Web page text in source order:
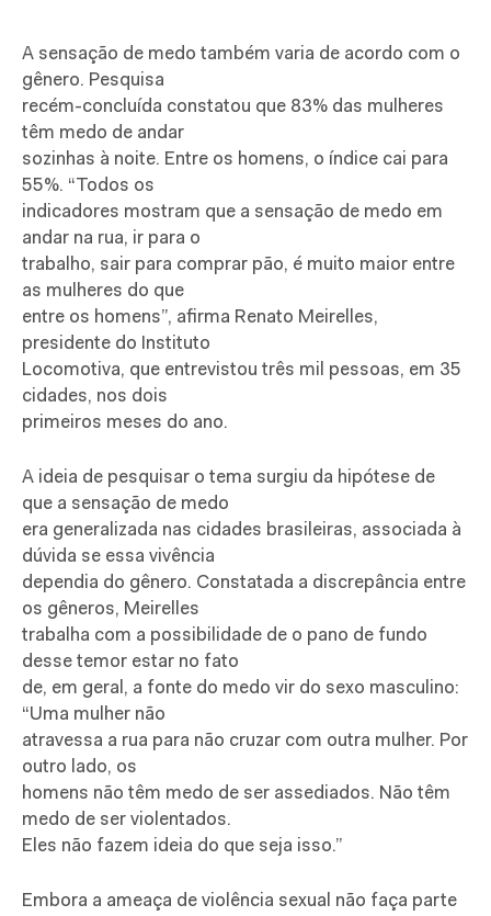
A sensação de medo também varia de acordo com o
gênero. Pesquisa
recém-concluída constatou que 83% das mulheres
têm medo de andar
sozinhas à noite. Entre os homens, o índice cai para
55%. “Todos os
indicadores mostram que a sensação de medo em
andar na rua, ir para o
trabalho, sair para comprar pão, é muito maior entre
as mulheres do que
entre os homens”, afirma Renato Meirelles,
presidente do Instituto
Locomotiva, que entrevistou três mil pessoas, em 35
cidades, nos dois
primeiros meses do ano.
A ideia de pesquisar o tema surgiu da hipótese de
que a sensação de medo
era generalizada nas cidades brasileiras, associada à
dúvida se essa vivência
dependia do gênero. Constatada a discrepância entre
os gêneros, Meirelles
trabalha com a possibilidade de o pano de fundo
desse temor estar no fato
de, em geral, a fonte do medo vir do sexo masculino:
“Uma mulher não
atravessa a rua para não cruzar com outra mulher. Por
outro lado, os
homens não têm medo de ser assediados. Não têm
medo de ser violentados.
Eles não fazem ideia do que seja isso.”
Embora a ameaça de violência sexual não faça parte